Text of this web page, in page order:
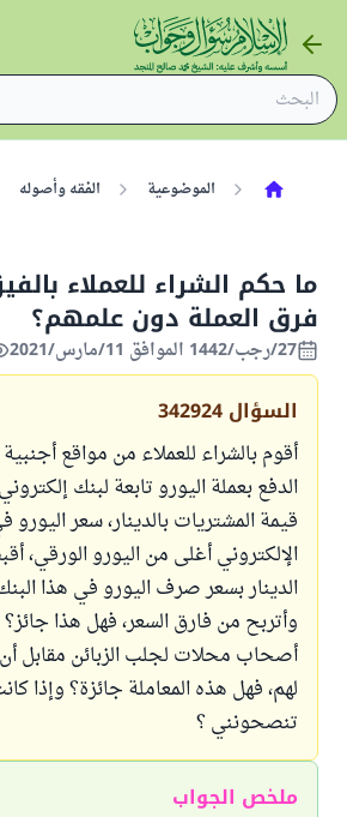
الموضوعية الفقه وأصوله
ما حكم الشراء للعملاء
فرق العملة دون علمهم؟
27/رجب/1442 الموافق 11/مارس/2021
السؤال 342924
أقوم بالشراء للعملاء من مواقع
الدفع بعملة اليورو تابعة لبنك
قيمة المشتريات بالدينار، سعر اليورو
الإلكتروني أغلى من اليورو الورقي،
الدينار بسعر صرف اليورو في هذا
وأتربح من فارق السعر، فهل هذا
أصحاب محلات لجلب الزبائن مقابل
لهم، فهل هذه المعاملة جائزة؟ وإذا
تنصحونني ؟
ملخص الجواب